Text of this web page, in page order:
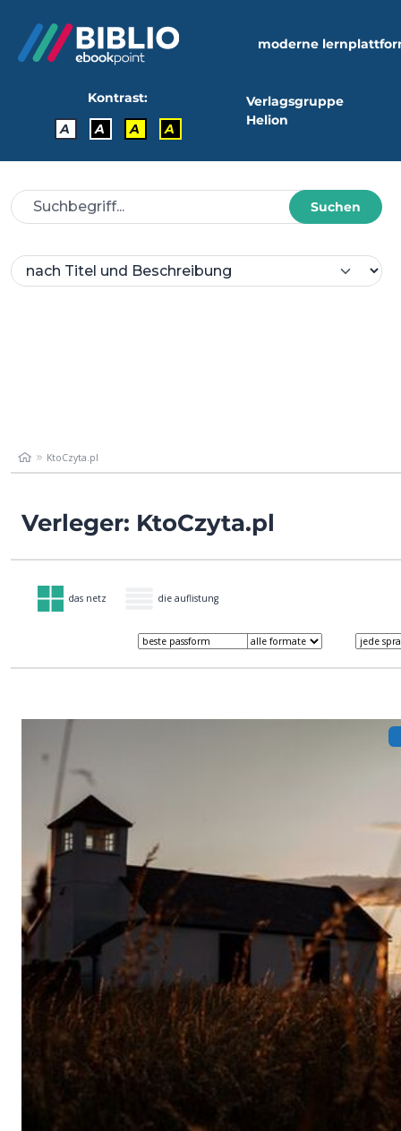
moderne
Kontrast:
A
A A A
Verlagsgruppe
Helion
Suchen
KtoCzyta.pl
Verleger: KtoCzyta.pl
das netz die auflistung